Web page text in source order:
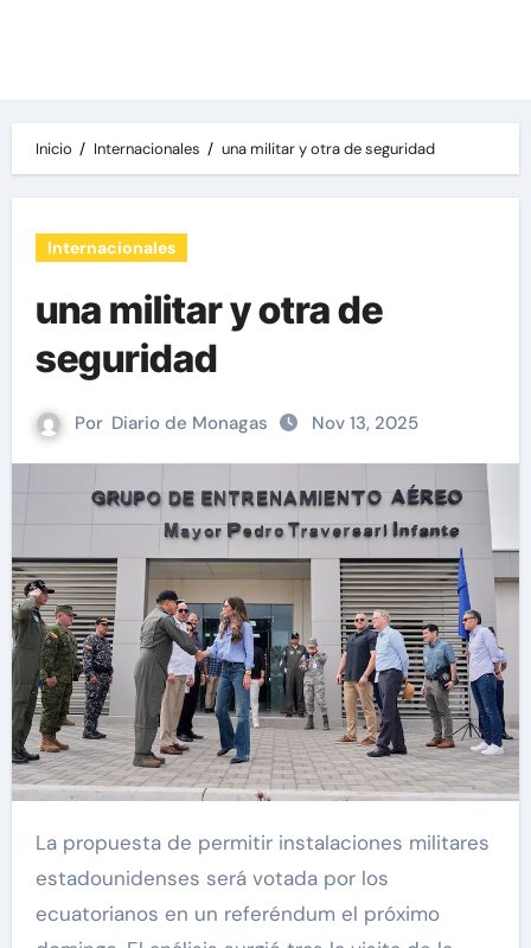
Inicio Internacionales una militar y otra de seguridad
Internacionales
una militar y otra de
seguridad
Por Diario de Monagas Nov 13, 2025
La propuesta de permitir instalaciones militares
estadounidenses será votada por los
ecuatorianos en un referéndum el próximo